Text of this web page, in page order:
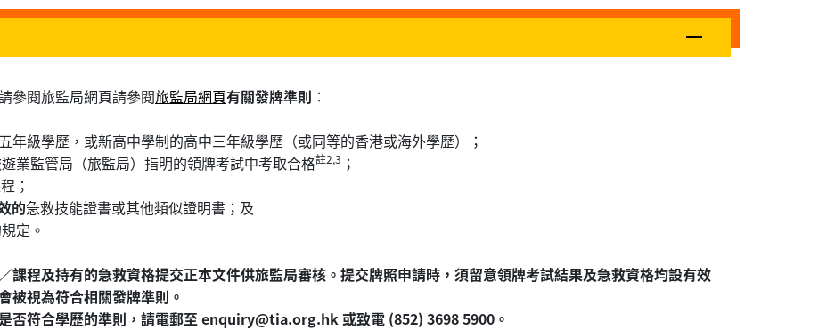
參閱旅監局網頁請參閱旅監局網頁有關發牌準則 ：
年級學歷，或新高中學制的高中三年級學歷（或同等的香港或海外學歷）；
業監管局（旅監局）指明的領牌考試中考取合格註2,3 ；
；
的急救技能證書或其他類似證明書；及
定。
課程及持有的急救資格提交正本文件供旅監局審核。提交牌照申請時，須留意領牌考試結果及急救資格均設有效
被視為符合相關發牌準則。
否符合學歷的準則，請電郵至 enquiry@tia.org.hk 或致電 (852) 3698 5900。